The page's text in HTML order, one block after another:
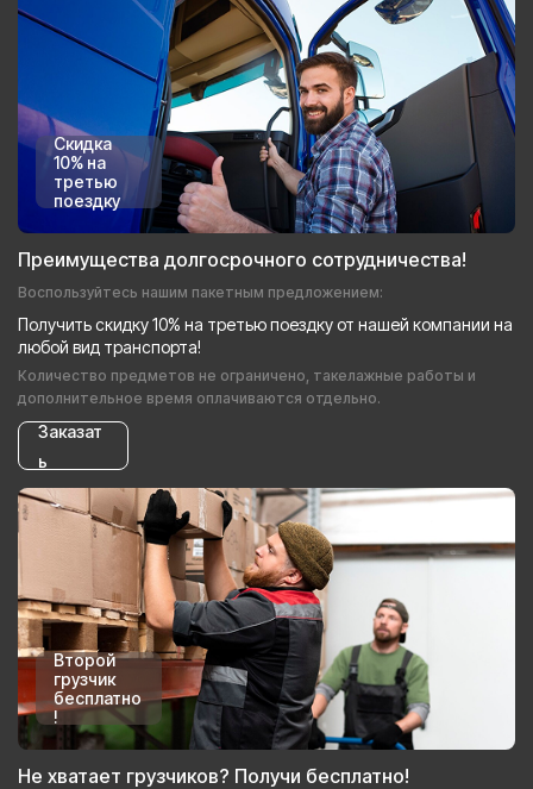
Скидка
10% на
третью
поездку
Преимущества долгосрочного сотрудничества!
Воспользуйтесь нашим пакетным предложением:
Получить скидку 10% на третью поездку от нашей компании на
любой вид транспорта!
Количество предметов не ограничено, такелажные работы и
дополнительное время оплачиваются отдельно.
Заказат
ь
Второй
грузчик
бесплатно
!
Не хватает грузчиков? Получи бесплатно!